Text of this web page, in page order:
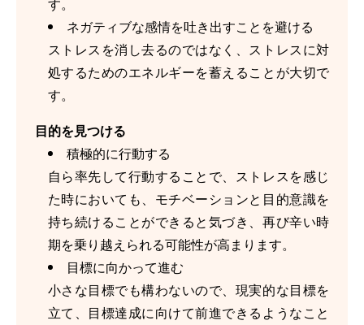
す。
ネガティブな感情を吐き出すことを避ける
ストレスを消し去るのではなく、ストレスに対
処するためのエネルギーを蓄えることが大切で
す。
目的を見つける
積極的に行動する
自ら率先して行動することで、ストレスを感じ
た時においても、モチベーションと目的意識を
持ち続けることができると気づき、再び辛い時
期を乗り越えられる可能性が高まります。
目標に向かって進む
小さな目標でも構わないので、現実的な目標を
立て、目標達成に向けて前進できるようなこと